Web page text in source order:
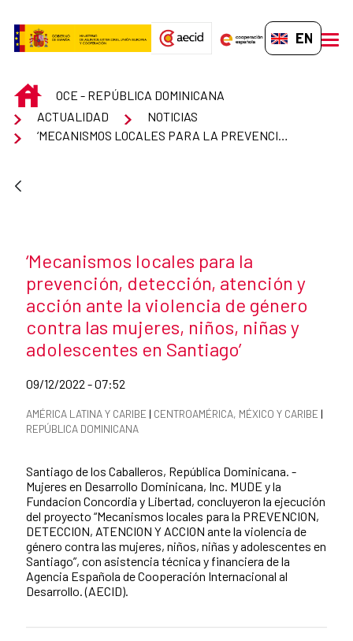
EN-GB
INICIOOCE - REPÚBLICA DOMINICANA
ACTUALIDAD
NOTICIAS
News title
‘Mecanismos locales para la
prevención, detección, atención y
acción ante la violencia de género
contra las mujeres, niños, niñas y
adolescentes en Santiago’
Date of publication of the news item
09/12/2022 - 07:52
News categories
AMÉRICA LATINA Y CARIBE | CENTROAMÉRICA, MÉXICO Y CARIBE |
REPÚBLICA DOMINICANA
Santiago de los Caballeros, República Dominicana. -
Mujeres en Desarrollo Dominicana, Inc. MUDE y la
Fundacion Concordia y Libertad, concluyeron la ejecución
del proyecto “Mecanismos locales para la PREVENCION,
DETECCION, ATENCION Y ACCION ante la violencia de
género contra las mujeres, niños, niñas y adolescentes en
Santiago”, con asistencia técnica y financiera de la
Agencia Española de Cooperación Internacional al
Desarrollo. (AECID).